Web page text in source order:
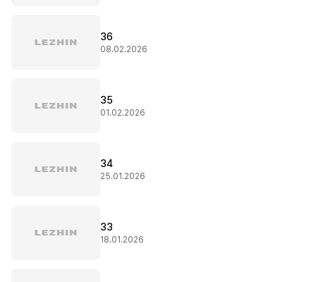
36
08.02.2026
35
01.02.2026
34
25.01.2026
33
18.01.2026